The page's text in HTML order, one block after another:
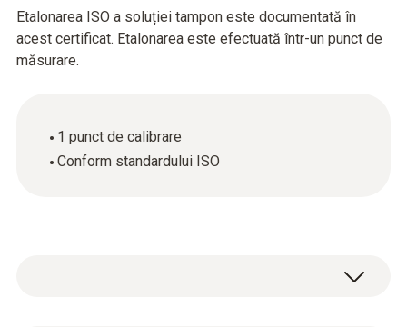
Etalonarea ISO a soluției tampon este documentată în
acest certificat. Etalonarea este efectuată într-un punct de
măsurare.
1 punct de calibrare
Conform standardului ISO